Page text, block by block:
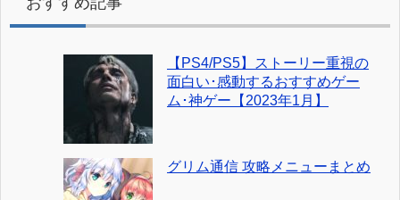
【PS4/PS5】ストーリー重視の
面白い･感動するおすすめゲー
ム･神ゲー【2023年1月】
グリム通信 攻略メニューまとめ